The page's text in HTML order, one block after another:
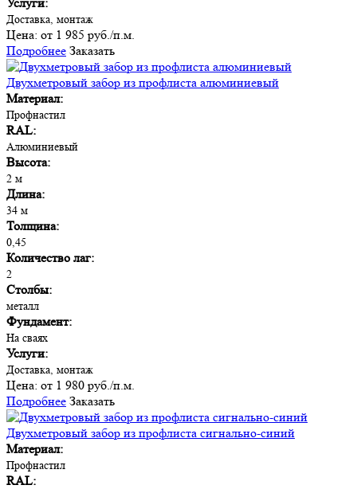
Доставка, монтаж
Цена: от 1 985 руб./п.м.
Подробнее Заказать
Двухметровый забор из профлиста алюминиевый
Материал:
Профнастил
RAL:
Алюминиевый
Высота:
2 м
Длина:
34 м
Толщина:
0,45
Количество лаг:
2
Столбы:
металл
Фундамент:
На сваях
Услуги:
Доставка, монтаж
Цена: от 1 980 руб./п.м.
Подробнее Заказать
Двухметровый забор из профлиста сигнально-синий
Материал:
Профнастил
RAL: